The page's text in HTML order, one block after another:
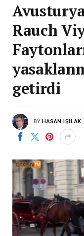
Rauch
getirdi
BY HASAN IŞILAK